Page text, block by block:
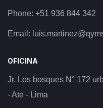
Phone: +51 936 844 342
Email:
OFICINA
Jr. Los bosques N° 172
- Ate - Lima